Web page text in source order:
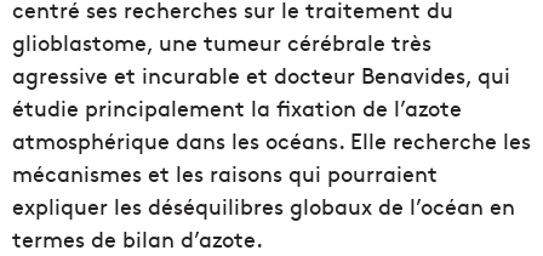
centré ses recherches sur le traitement du
glioblastome, une tumeur cérébrale très
agressive et incurable et docteur Benavides, qui
étudie principalement la fixation de l’azote
atmosphérique dans les océans. Elle recherche les
mécanismes et les raisons qui pourraient
expliquer les déséquilibres globaux de l’océan en
termes de bilan d’azote.